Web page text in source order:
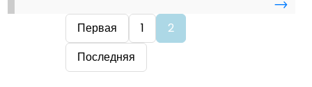
Первая 1
2
Последняя